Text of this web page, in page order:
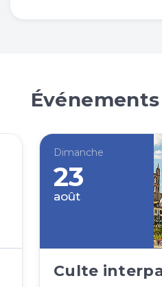
Dimanche
23
août
Culte